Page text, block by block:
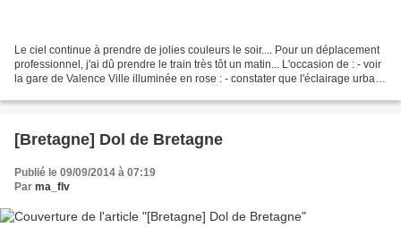
Le ciel continue à prendre de jolies couleurs le soir.... Pour un déplacement
professionnel, j'ai dû prendre le train très tôt un matin... L'occasion de : - voir
la gare de Valence Ville illuminée en rose : - constater que l'éclairage urbain
[Bretagne] Dol de Bretagne
Publié le 09/09/2014 à 07:19
Par ma_flv